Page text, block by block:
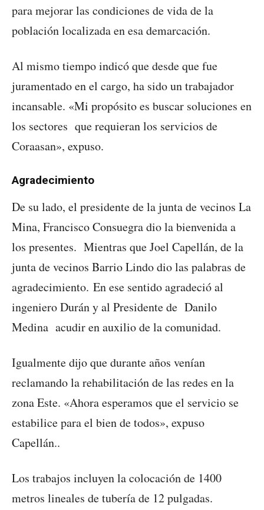
para mejorar las condiciones de vida de la
población localizada en esa demarcación.
Al mismo tiempo indicó que desde que fue
juramentado en el cargo, ha sido un trabajador
incansable. «Mi propósito es buscar soluciones en
los sectores que requieran los servicios de
Coraasan», expuso.
Agradecimiento
De su lado, el presidente de la junta de vecinos La
Mina, Francisco Consuegra dio la bienvenida a
los presentes. Mientras que Joel Capellán, de la
junta de vecinos Barrio Lindo dio las palabras de
agradecimiento. En ese sentido agradeció al
ingeniero Durán y al Presidente de Danilo
Medina acudir en auxilio de la comunidad.
Igualmente dijo que durante años venían
reclamando la rehabilitación de las redes en la
zona Este. «Ahora esperamos que el servicio se
estabilice para el bien de todos», expuso
Capellán..
Los trabajos incluyen la colocación de 1400
metros lineales de tubería de 12 pulgadas.